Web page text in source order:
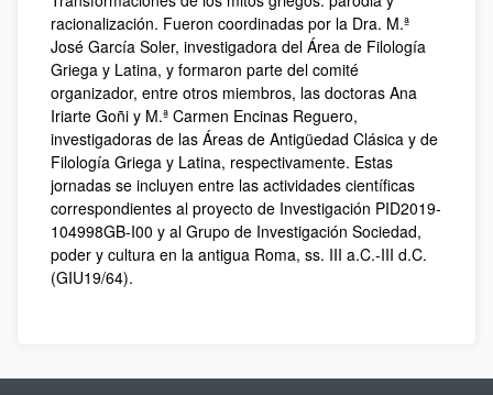
racionalización. Fueron coordinadas por la Dra. M.ª
José García Soler, investigadora del Área de Filología
Griega y Latina, y formaron parte del comité
organizador, entre otros miembros, las doctoras Ana
Iriarte Goñi y M.ª Carmen Encinas Reguero,
investigadoras de las Áreas de Antigüedad Clásica y de
Filología Griega y Latina, respectivamente. Estas
jornadas se incluyen entre las actividades científicas
correspondientes al proyecto de Investigación PID2019-
104998GB-I00 y al Grupo de Investigación Sociedad,
poder y cultura en la antigua Roma, ss. III a.C.-III d.C.
(GIU19/64).